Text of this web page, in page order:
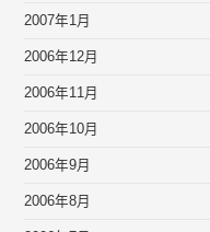
2007年1月
2006年12月
2006年11月
2006年10月
2006年9月
2006年8月